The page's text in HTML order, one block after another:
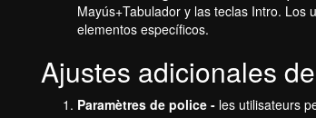
Mayús+Tabulador y las teclas Intro. Los
elementos específicos.
Ajustes adicionales
Paramètres de police - les utilisateurs